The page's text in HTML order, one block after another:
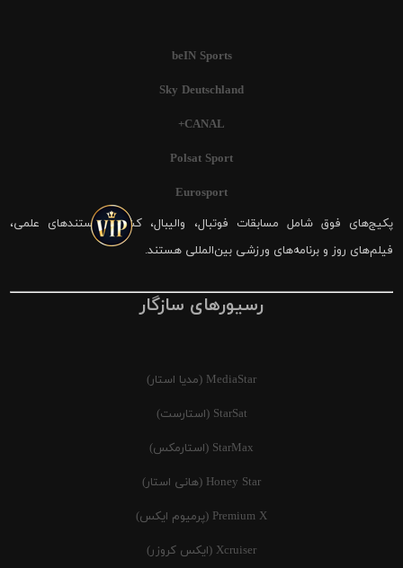
beIN Sports
Sky Deutschland
CANAL+
Polsat Sport
Eurosport
پکیج‌های فوق شامل مسابقات فوتبال، والیبال، کشتی، مستندهای علمی،
فیلم‌های روز و برنامه‌های ورزشی بین‌المللی هستند.
رسیورهای سازگار
MediaStar (مدیا استار)
StarSat (استارست)
StarMax (استارمکس)
Honey Star (هانی استار)
Premium X (پرمیوم ایکس)
Xcruiser (ایکس کروزر)